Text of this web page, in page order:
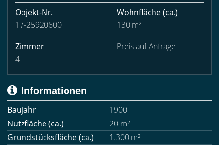
Objekt-Nr.
17-25920600
Wohnfläche(ca.)
130 m²
Zimmer
4
Preis auf Anfrage
Informationen
Baujahr
1900
Nutzfläche (ca.)
20 m²
Grundstücksfläche (ca.)
1.300 m²